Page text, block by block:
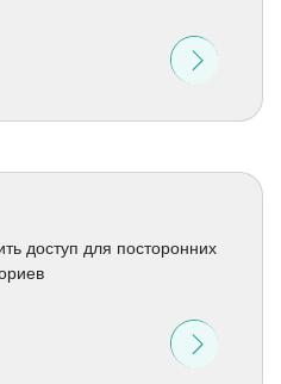
доступ для посторонних